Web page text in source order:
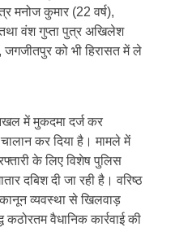
मनोज कुमार (22 वर्ष),
वंश गुप्ता पुत्र अखिलेश
जगजीतपुर को भी हिरासत में ले
में मुकदमा दर्ज कर
चालान कर दिया है। मामले में
के लिए विशेष पुलिस
दबिश दी जा रही है। वरिष्ठ
व्यवस्था से खिलवाड़
वैधानिक कार्रवाई की